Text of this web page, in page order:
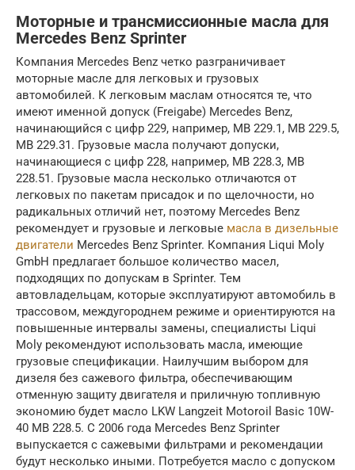
Моторные и трансмиссионные масла для
Mercedes Benz Sprinter
Компания Mercedes Benz четко разграничивает
моторные масле для легковых и грузовых
автомобилей. К легковым маслам относятся те, что
имеют именной допуск (Freigabe) Mercedes Benz,
начинающийся с цифр 229, например, МВ 229.1, МВ 229.5,
МВ 229.31. Грузовые масла получают допуски,
начинающиеся с цифр 228, например, МВ 228.3, МВ
228.51. Грузовые масла несколько отличаются от
легковых по пакетам присадок и по щелочности, но
радикальных отличий нет, поэтому Mercedes Benz
рекомендует и грузовые и легковые масла в дизельные
двигатели Mercedes Benz Sprinter. Компания Liqui Moly
GmbH предлагает большое количество масел,
подходящих по допускам в Sprinter. Тем
автовладельцам, которые эксплуатируют автомобиль в
трассовом, междугороднем режиме и ориентируются на
повышенные интервалы замены, специалисты Liqui
Moly рекомендуют использовать масла, имеющие
грузовые спецификации. Наилучшим выбором для
дизеля без сажевого фильтра, обеспечивающим
отменную защиту двигателя и приличную топливную
экономию будет масло LKW Langzeit Motoroil Basic 10W-
40 MB 228.5. С 2006 года Mercedes Benz Sprinter
выпускается с сажевыми фильтрами и рекомендации
будут несколько иными. Потребуется масло с допуском